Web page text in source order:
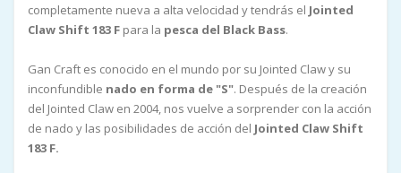
completamente nueva a alta velocidad y tendrás el Jointed
Claw Shift 183 F para la pesca del Black Bass.
Gan Craft es conocido en el mundo por su Jointed Claw y su
inconfundible nado en forma de "S". Después de la creación
del Jointed Claw en 2004, nos vuelve a sorprender con la acción
de nado y las posibilidades de acción del Jointed Claw Shift
183 F.